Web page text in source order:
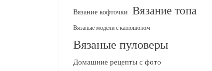
Вязание кофточки Вязание топа
Вязаные модели с капюшоном
Вязаные пуловеры
Домашние рецепты с фото